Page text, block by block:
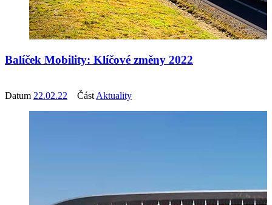
Balíček Mobility: Klíčové změny 2022
Datum 22.02.22 Část Aktuality